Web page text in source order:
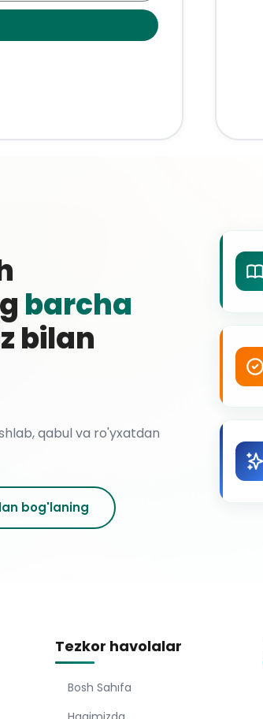
barcha
bilan
qabul va ro'yxatdan
bog'laning
Tezkor havolalar
Bosh Sahıfa